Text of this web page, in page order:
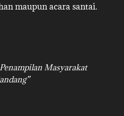
maupun acara santai.
Masyarakat